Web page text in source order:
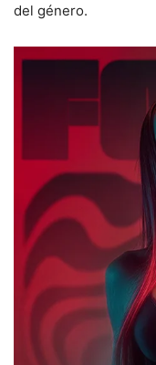
del género.